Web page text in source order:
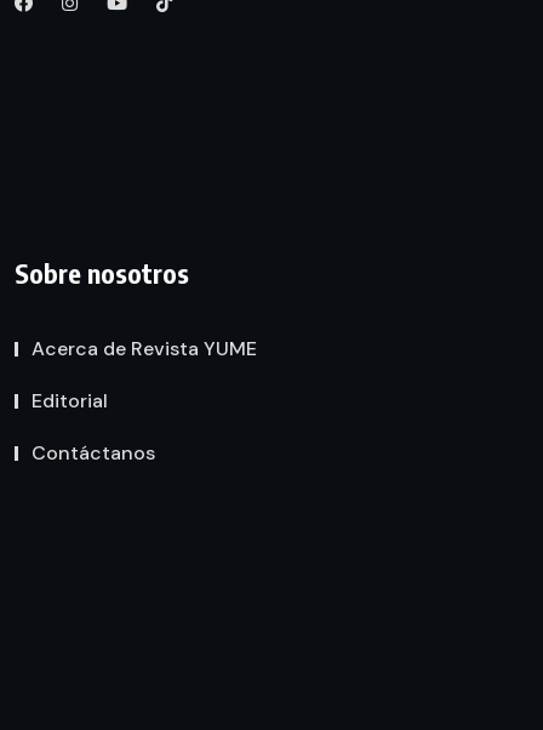
Sobre nosotros
Acerca de Revista YUME
Editorial
Contáctanos